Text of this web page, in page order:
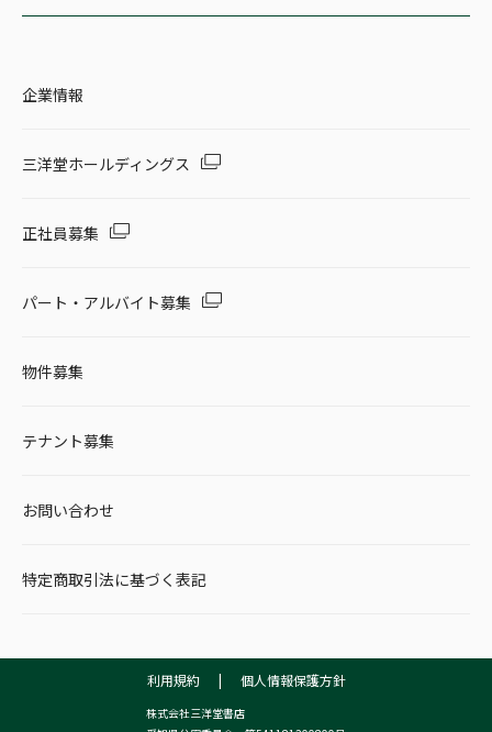
企業情報
三洋堂ホールディングス
正社員募集
パート・アルバイト募集
物件募集
テナント募集
お問い合わせ
特定商取引法に基づく表記
利用規約 | 個人情報保護方針
株式会社三洋堂書店